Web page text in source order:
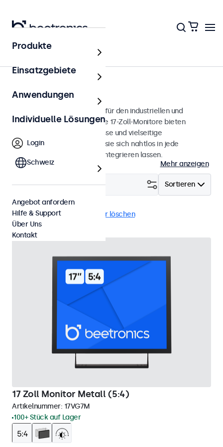
Monitore
17 Zoll Monitore
17-Zoll-Monitore, entwickelt für den industriellen und
professionellen Einsatz. Diese 17-Zoll-Monitore bieten
verschiedene Videoanschlüsse und vielseitige
Montageoptionen, wodurch sie sich nahtlos in jede
Anwendung und Umgebung integrieren lassen.
Mehr anzeigen
Sortieren
Filtern (2)
17 Zoll Monitore Alle Filter löschen
17 Zoll Monitor Metall (5:4)
Artikelnummer: 17VG7M
100+ Stück auf Lager
Produkte
Einsatzgebiete
Anwendungen
Individuelle Lösungen
Login
Schweiz
Angebot anfordern
Hilfe & Support
Über Uns
Kontakt